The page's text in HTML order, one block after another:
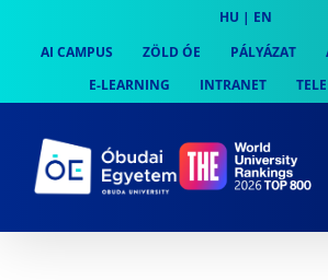
content
HU | EN
AI CAMPUS
ZÖLD ÓE PÁLYÁZAT
E-LEARNING
INTRANET